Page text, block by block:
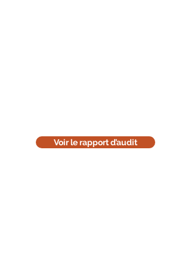
Voir le rapport d’audit